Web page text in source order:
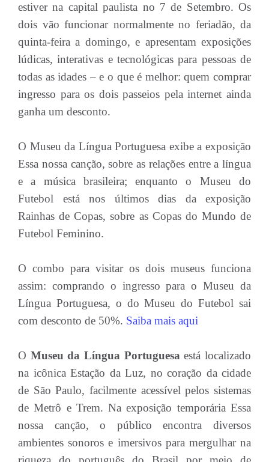
estiver na capital paulista no 7 de Setembro. Os
dois vão funcionar normalmente no feriadão, da
quinta-feira a domingo, e apresentam exposições
lúdicas, interativas e tecnológicas para pessoas de
todas as idades – e o que é melhor: quem comprar
ingresso para os dois passeios pela internet ainda
ganha um desconto.
O Museu da Língua Portuguesa exibe a exposição
Essa nossa canção, sobre as relações entre a língua
e a música brasileira; enquanto o Museu do
Futebol está nos últimos dias da exposição
Rainhas de Copas, sobre as Copas do Mundo de
Futebol Feminino.
O combo para visitar os dois museus funciona
assim: comprando o ingresso para o Museu da
Língua Portuguesa, o do Museu do Futebol sai
com desconto de 50%. Saiba mais aqui
O Museu da Língua Portuguesa está localizado
na icônica Estação da Luz, no coração da cidade
de São Paulo, facilmente acessível pelos sistemas
de Metrô e Trem. Na exposição temporária Essa
nossa canção, o público encontra diversos
ambientes sonoros e imersivos para mergulhar na